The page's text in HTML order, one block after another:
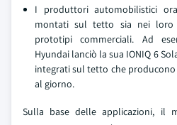
I produttori automobilistici
montati sul tetto sia nei loro
prototipi commerciali. Ad
Hyundai lanciò la sua IONIQ 6
integrati sul tetto che
al giorno.
Sulla base delle applicazioni, il